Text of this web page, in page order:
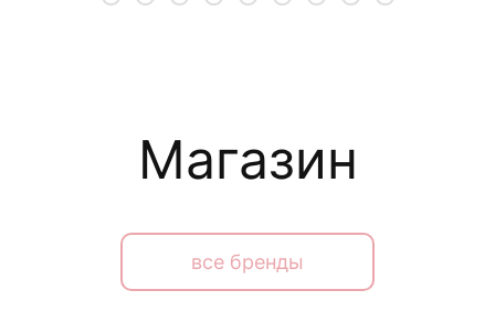
Магазин
все бренды